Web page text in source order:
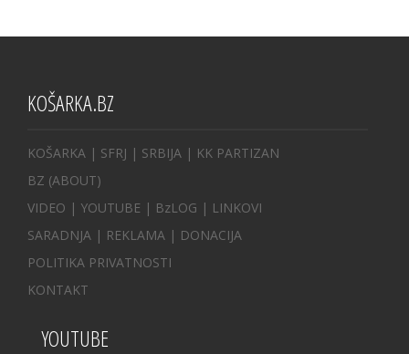
KOŠARKA.BZ
KOŠARKA | SFRJ | SRBIJA | KK PARTIZAN
BZ (ABOUT)
VIDEO | YOUTUBE | BzLOG | LINKOVI
SARADNJA | REKLAMA | DONACIJA
POLITIKA PRIVATNOSTI
KONTAKT
YOUTUBE